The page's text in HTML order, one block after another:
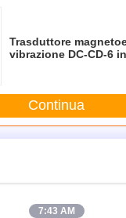
is smooth, and finding
the difference. No more
sessions. Highly r
Trasduttore
vibrazione DC-CD-6
Continua
7:43 AM